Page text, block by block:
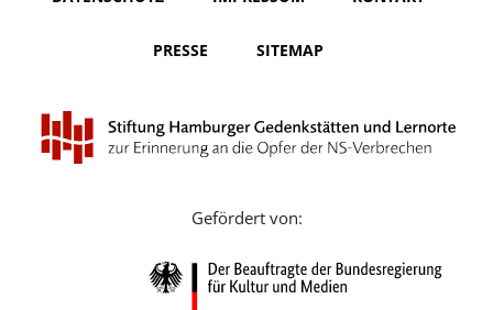
Nederlands
Português
Русский
PRESSE SITEMAP
Gefördert von: